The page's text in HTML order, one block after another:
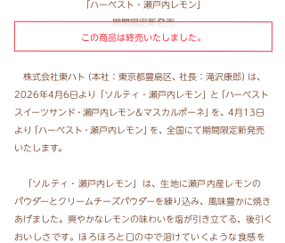
「ハーベスト・瀬戸内レモン」
期間限定新発売
この商品は終売いたしました。
株式会社東ハ ト（本社：東京都豊島区、 社長：滝沢康郎） は、
2026年4月6日より 「ソルティ・瀬戸内レモン と「ハーベスト
スイーツサン ド・ 瀬戸内レモン＆マスカルポーネ を、 4月13日
より 「ハーベス ト・ 瀬戸内レモン を、 全国にて期間限定新発売
いたします。
「ソルティ・瀬戸内レモン」は、生地に瀬戸内産レモンの
パウダーとクリームチーズパウダーを練り込み、 風味豊かに焼き
あげました。爽やかなレモンの味わいを塩が引き立てる、後引く
おいしさです。ほろほろと 口の中で溶けていくような食感を